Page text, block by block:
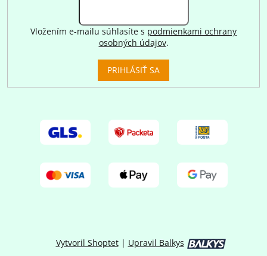
Vložením e-mailu súhlasíte s podmienkami ochrany
osobných údajov.
PRIHLÁSIŤ SA
Vytvoril Shoptet | Upravil Balkys